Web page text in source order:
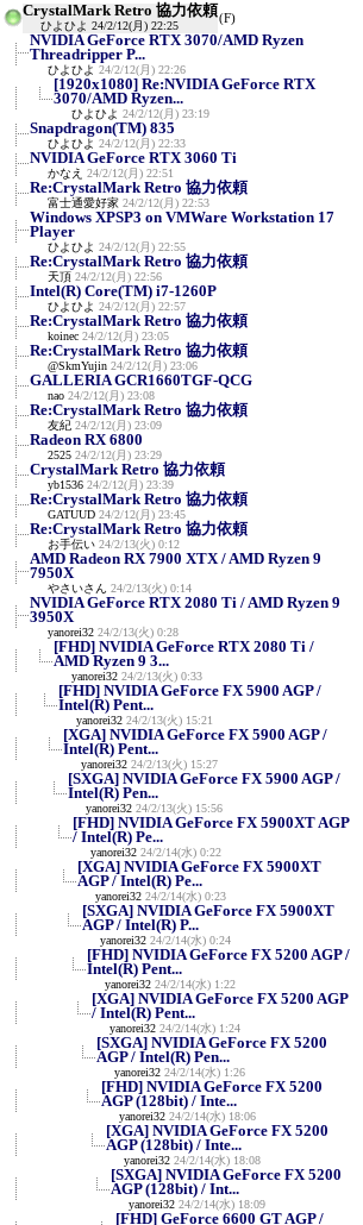
CrystalMark Retro 協力依頼
ひよひよ 24/2/12(月) 22:25
(F)
NVIDIA GeForce RTX 3070/AMD Ryzen
Threadripper P...
ひよひよ 24/2/12(月) 22:26
[1920x1080] Re:NVIDIA GeForce RTX
3070/AMD Ryzen...
ひよひよ 24/2/12(月) 23:19
Snapdragon(TM) 835
ひよひよ 24/2/12(月) 22:33
NVIDIA GeForce RTX 3060 Ti
かなえ 24/2/12(月) 22:51
Re:CrystalMark Retro 協力依頼
富士通愛好家 24/2/12(月) 22:53
Windows XPSP3 on VMWare Workstation 17
Player
ひよひよ 24/2/12(月) 22:55
Re:CrystalMark Retro 協力依頼
天頂 24/2/12(月) 22:56
Intel(R) Core(TM) i7-1260P
ひよひよ 24/2/12(月) 22:57
Re:CrystalMark Retro 協力依頼
koinec 24/2/12(月) 23:05
Re:CrystalMark Retro 協力依頼
@SkmYujin 24/2/12(月) 23:06
GALLERIA GCR1660TGF-QCG
nao 24/2/12(月) 23:08
Re:CrystalMark Retro 協力依頼
友紀 24/2/12(月) 23:09
Radeon RX 6800
2525 24/2/12(月) 23:29
CrystalMark Retro 協力依頼
yb1536 24/2/12(月) 23:39
Re:CrystalMark Retro 協力依頼
GATUUD 24/2/12(月) 23:45
Re:CrystalMark Retro 協力依頼
お手伝い 24/2/13(火) 0:12
AMD Radeon RX 7900 XTX / AMD Ryzen 9
7950X
やさいさん 24/2/13(火) 0:14
NVIDIA GeForce RTX 2080 Ti / AMD Ryzen 9
3950X
yanorei32 24/2/13(火) 0:28
[FHD] NVIDIA GeForce RTX 2080 Ti /
AMD Ryzen 9 3...
yanorei32 24/2/13(火) 0:33
[FHD] NVIDIA GeForce FX 5900 AGP /
Intel(R) Pent...
yanorei32 24/2/13(火) 15:21
[XGA] NVIDIA GeForce FX 5900 AGP /
Intel(R) Pent...
yanorei32 24/2/13(火) 15:27
[SXGA] NVIDIA GeForce FX 5900 AGP /
Intel(R) Pen...
yanorei32 24/2/13(火) 15:56
[FHD] NVIDIA GeForce FX 5900XT AGP
/ Intel(R) Pe...
yanorei32 24/2/14(水) 0:22
[XGA] NVIDIA GeForce FX 5900XT
AGP / Intel(R) Pe...
yanorei32 24/2/14(水) 0:23
[SXGA] NVIDIA GeForce FX 5900XT
AGP / Intel(R) P...
yanorei32 24/2/14(水) 0:24
[FHD] NVIDIA GeForce FX 5200 AGP /
Intel(R) Pent...
yanorei32 24/2/14(水) 1:22
[XGA] NVIDIA GeForce FX 5200 AGP
/ Intel(R) Pent...
yanorei32 24/2/14(水) 1:24
[SXGA] NVIDIA GeForce FX 5200
AGP / Intel(R) Pen...
yanorei32 24/2/14(水) 1:26
[FHD] NVIDIA GeForce FX 5200
AGP (128bit) / Inte...
yanorei32 24/2/14(水) 18:06
[XGA] NVIDIA GeForce FX 5200
AGP (128bit) / Inte...
yanorei32 24/2/14(水) 18:08
[SXGA] NVIDIA GeForce FX 5200
AGP (128bit) / Int...
yanorei32 24/2/14(水) 18:09
[FHD] GeForce 6600 GT AGP /